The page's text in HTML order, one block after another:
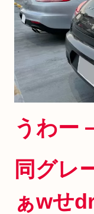
うわー
同グレ
ぁwせ